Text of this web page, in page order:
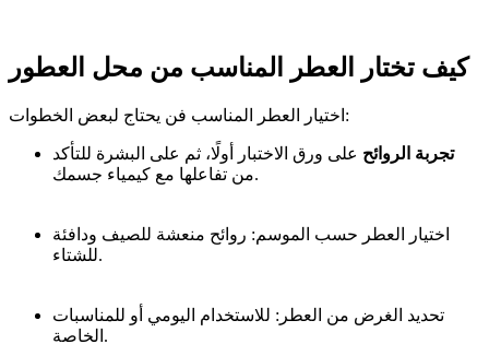
كيف تختار العطر المناسب من محل العطور
اختيار العطر المناسب فن يحتاج لبعض الخطوات:
تجربة الروائح على ورق الاختبار أولًا، ثم على البشرة للتأكد
من تفاعلها مع كيمياء جسمك.
اختيار العطر حسب الموسم: روائح منعشة للصيف ودافئة
للشتاء.
تحديد الغرض من العطر: للاستخدام اليومي أو للمناسبات
الخاصة.